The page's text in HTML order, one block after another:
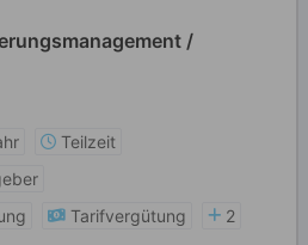
/
Teilzeit
Tarifvergütung
2